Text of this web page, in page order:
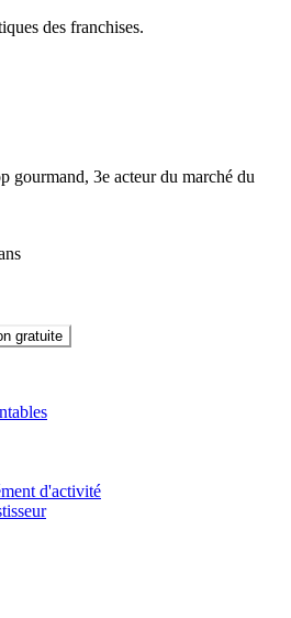
des franchises.
gourmand, 3e acteur du marché du
gratuite
d'activité